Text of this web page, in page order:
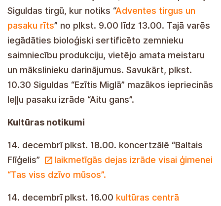
Siguldas tirgū, kur notiks “Adventes tirgus un
pasaku rīts” no plkst. 9.00 līdz 13.00. Tajā varēs
iegādāties bioloģiski sertificēto zemnieku
saimniecību produkciju, vietējo amata meistaru
un mākslinieku darinājumus. Savukārt, plkst.
10.30 Siguldas “Ezītis Miglā” mazākos iepriecinās
leļļu pasaku izrāde “Aitu gans”.
Kultūras notikumi
14. decembrī plkst. 18.00. koncertzālē “Baltais
Flīģelis”
laikmetīgās dejas izrāde visai ģimenei
“Tas viss dzīvo mūsos”.
14. decembrī plkst. 16.00 kultūras centrā